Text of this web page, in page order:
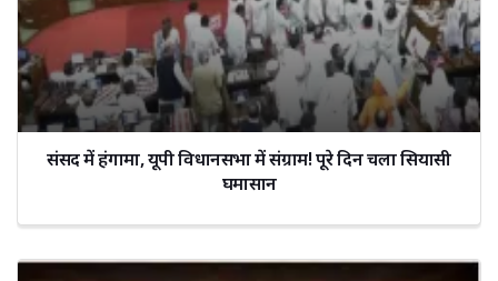
संसद में हंगामा, यूपी विधानसभा में संग्राम! पूरे दिन चला सियासी
घमासान